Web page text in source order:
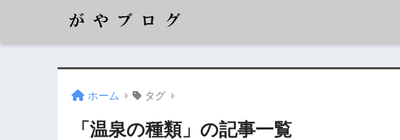
ホーム タグ
「温泉の種類」の記事一覧